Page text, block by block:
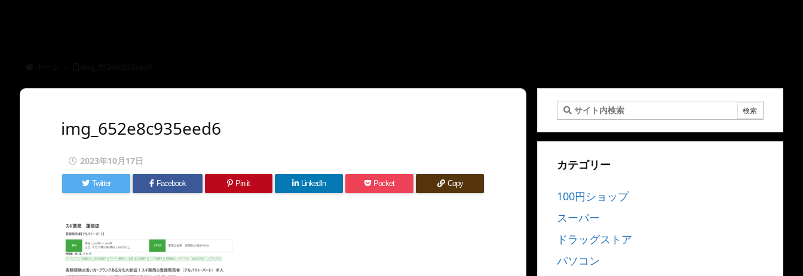
img_652e8c935eed6
2023年10月17日
Twitter Facebook Pin it LinkedIn Pocket Copy
カテゴリー
100円ショップ
スーパー
ドラッグストア
パソコン